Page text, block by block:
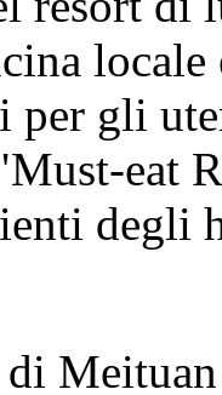
locale
per gli
eat
degli